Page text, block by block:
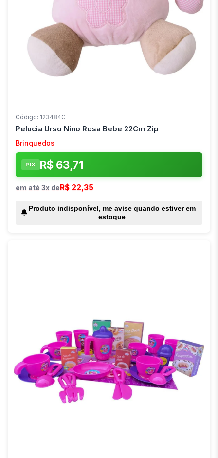
Código: 123484C
Pelucia Urso Nino Rosa Bebe 22Cm Zip
Brinquedos
PIX R$ 63,71
em até 3x deR$ 22,35
Produto indisponível, me avise quando estiver em
estoque